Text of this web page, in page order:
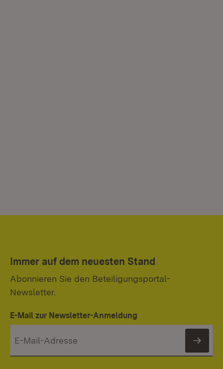
Immer auf dem neuesten Stand
Abonnieren Sie den Beteiligungsportal-
Newsletter.
E-Mail zur Newsletter-Anmeldung